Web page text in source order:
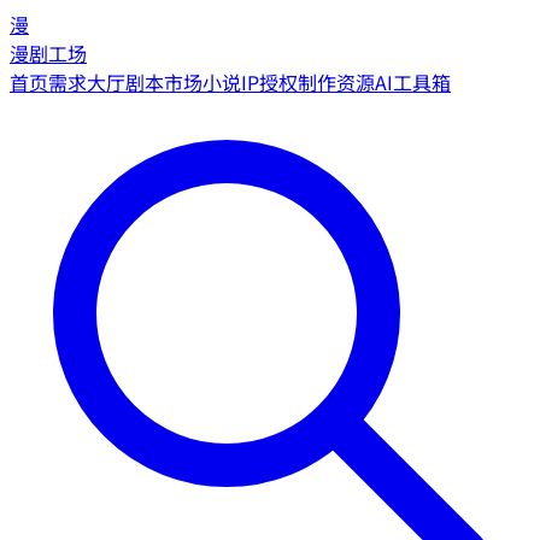
漫
漫剧工场
首页需求大厅剧本市场小说IP授权制作资源AI工具箱